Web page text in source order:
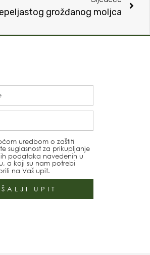
grožđanog moljca
uredbom o zaštiti
suglasnost za prikupljanje
podataka navedenih u
a koji su nam potrebi
na Vaš upit.
UPIT